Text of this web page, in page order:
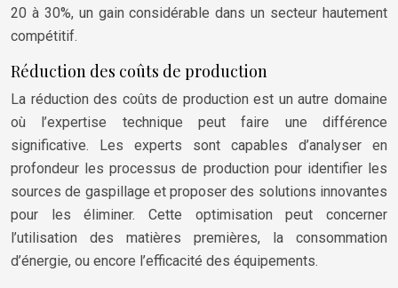
20 à 30%, un gain considérable dans un secteur hautement
compétitif.
Réduction des coûts de production
La réduction des coûts de production est un autre domaine
où l’expertise technique peut faire une différence
significative. Les experts sont capables d’analyser en
profondeur les processus de production pour identifier les
sources de gaspillage et proposer des solutions innovantes
pour les éliminer. Cette optimisation peut concerner
l’utilisation des matières premières, la consommation
d’énergie, ou encore l’efficacité des équipements.